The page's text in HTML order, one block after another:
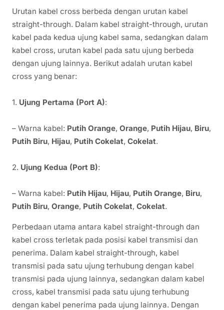
Urutan kabel cross berbeda dengan urutan kabel
straight-through. Dalam kabel straight-through, urutan
kabel pada kedua ujung kabel sama, sedangkan dalam
kabel cross, urutan kabel pada satu ujung berbeda
dengan ujung lainnya. Berikut adalah urutan kabel
cross yang benar:
1. Ujung Pertama (Port A):
– Warna kabel: Putih Orange, Orange, Putih Hijau, Biru,
Putih Biru, Hijau, Putih Cokelat, Cokelat.
2. Ujung Kedua (Port B):
– Warna kabel: Putih Hijau, Hijau, Putih Orange, Biru,
Putih Biru, Orange, Putih Cokelat, Cokelat.
Perbedaan utama antara kabel straight-through dan
kabel cross terletak pada posisi kabel transmisi dan
penerima. Dalam kabel straight-through, kabel
transmisi pada satu ujung terhubung dengan kabel
transmisi pada ujung lainnya, sedangkan dalam kabel
cross, kabel transmisi pada satu ujung terhubung
dengan kabel penerima pada ujung lainnya. Dengan